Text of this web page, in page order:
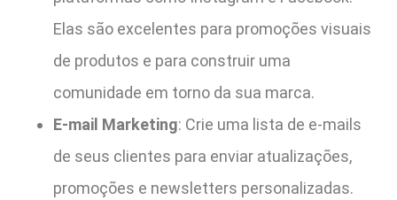
Elas são excelentes para promoções visuais
de produtos e para construir uma
comunidade em torno da sua marca.
E-mail Marketing: Crie uma lista de e-mails
de seus clientes para enviar atualizações,
promoções e newsletters personalizadas.